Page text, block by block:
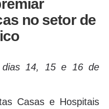
no setor de
dias 14, 15 e 16 de
Casas e Hospitais